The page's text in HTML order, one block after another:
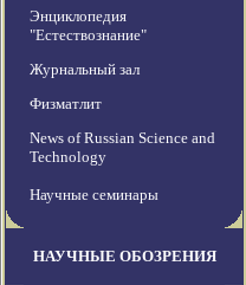
Энциклопедия
"Естествознание"
Журнальный зал
Физматлит
News of Russian Science and
Technology
Научные семинары
НАУЧНЫЕ ОБОЗРЕНИЯ